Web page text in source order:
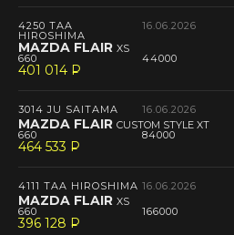
4250 TAA
HIROSHIMA
16.06.2026
MAZDA FLAIR XS
660 44000
401 014 P
--
3014 JU SAITAMA 16.06.2026
MAZDA FLAIR CUSTOM STYLE XT
660 84000
464 533 P
--
4111 TAA HIROSHIMA 16.06.2026
MAZDA FLAIR XS
660 166000
396 128 P
--